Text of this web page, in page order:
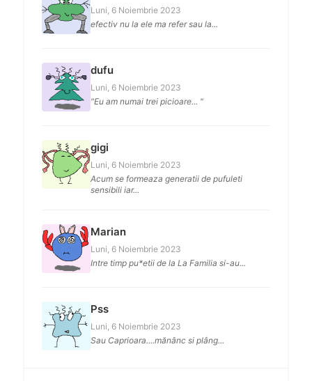
Luni, 6 Noiembrie 2023
efectiv nu la ele ma refer sau la...
dufu
Luni, 6 Noiembrie 2023
"Eu am numai trei picioare... "
gigi
Luni, 6 Noiembrie 2023
Acum se formeaza generatii de pufuleti
sensibili iar...
Marian
Luni, 6 Noiembrie 2023
Intre timp pu*etii de la La Familia si-au...
Pss
Luni, 6 Noiembrie 2023
Sau Caprioara....mănânc si plâng...